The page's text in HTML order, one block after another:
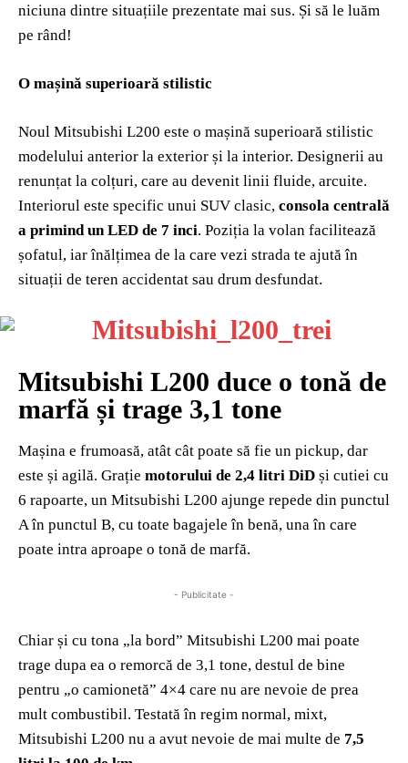
niciuna dintre situațiile prezentate mai sus. Și să le luăm
pe rând!
O mașină superioară stilistic
Noul Mitsubishi L200 este o mașină superioară stilistic
modelului anterior la exterior și la interior. Designerii au
renunțat la colțuri, care au devenit linii fluide, arcuite.
Interiorul este specific unui SUV clasic, consola centrală
a primind un LED de 7 inci. Poziția la volan facilitează
șofatul, iar înălțimea de la care vezi strada te ajută în
situații de teren accidentat sau drum desfundat.
Mitsubishi L200 duce o tonă de
marfă și trage 3,1 tone
Mașina e frumoasă, atât cât poate să fie un pickup, dar
este și agilă. Grație motorului de 2,4 litri DiD și cutiei cu
6 rapoarte, un Mitsubishi L200 ajunge repede din punctul
A în punctul B, cu toate bagajele în benă, una în care
poate intra aproape o tonă de marfă.
- Publicitate -
Chiar și cu tona „la bord” Mitsubishi L200 mai poate
trage dupa ea o remorcă de 3,1 tone, destul de bine
pentru „o camionetă” 4×4 care nu are nevoie de prea
mult combustibil. Testată în regim normal, mixt,
Mitsubishi L200 nu a avut nevoie de mai multe de 7,5